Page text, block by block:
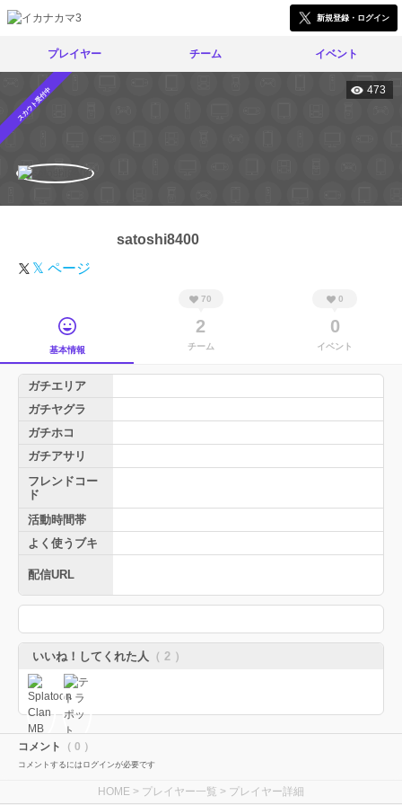
新規登録・ログイン
プレイヤー チーム イベント
スカウト受付中 473
satoshi8400
𝕏 ページ
基本情報
70
2
チーム
0
0
イベント
ガチエリア
ガチヤグラ
ガチホコ
ガチアサリ
フレンドコー
ド
活動時間帯
よく使うブキ
配信URL
いいね！してくれた人 （ 2 ）
コメント （ 0 ）
コメントするにはログインが必要です
HOME > プレイヤー一覧 > プレイヤー詳細